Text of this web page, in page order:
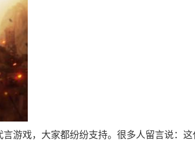
游戏，大家都纷纷支持。很多人留言说：这